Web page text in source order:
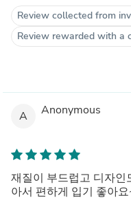
Review collected from
Review rewarded with a
A Anonymous
재질이 부드럽고 디자
아서 편하게 입기 좋아